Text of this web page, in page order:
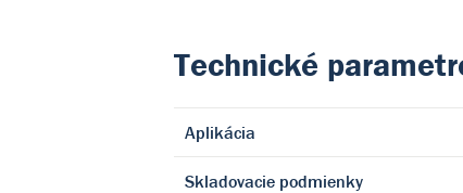
Technické
Aplikácia
Skladovacie podmienky